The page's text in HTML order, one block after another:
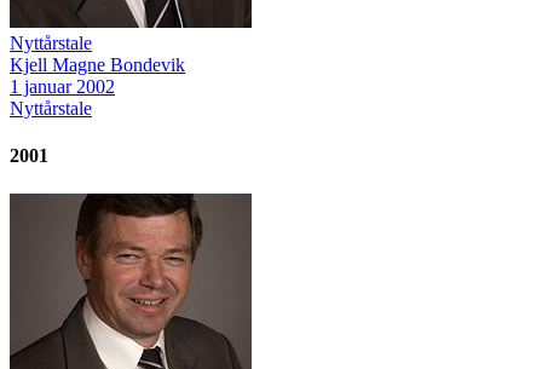
Nyttårstale
Kjell Magne Bondevik
1 januar 2002
Nyttårstale
2001